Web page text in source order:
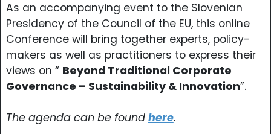
As an accompanying event to the Slovenian
Presidency of the Council of the EU, this online
Conference will bring together experts, policy-
makers as well as practitioners to express their
views on “ Beyond Traditional Corporate
Governance – Sustainability & Innovation”.
The agenda can be found here.